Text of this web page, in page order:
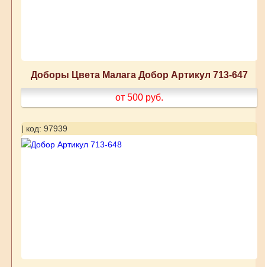
Доборы Цвета Малага Добор Артикул 713-647
от 500 руб.
| код: 97939